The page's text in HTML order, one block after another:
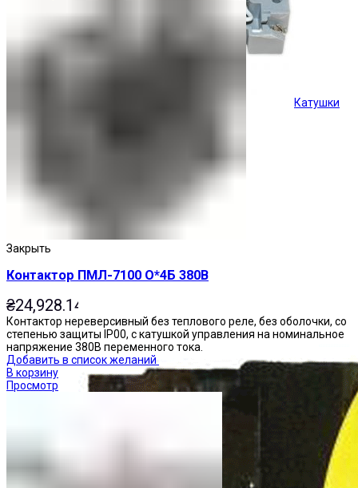
Катушки
Закрыть
Контактор ПМЛ-7100 О*4Б 380В
₴24,928.14
Контактор нереверсивный без теплового реле, без оболочки, со
степенью защиты IP00, с катушкой управления на номинальное
напряжение 380В переменного тока.
Добавить в список желаний
В корзину
Просмотр